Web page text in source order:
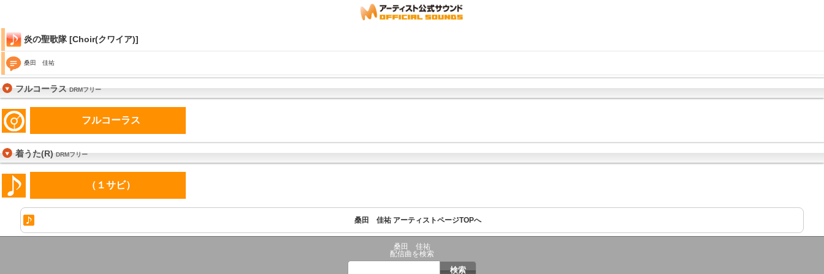
炎の聖歌隊 [Choir(クワイア)]
桑田 佳祐
フルコーラスDRMフリー
フルコーラス
着うた(R)DRMフリー
（１サビ）
桑田 佳祐 アーティストページTOPへ
桑田 佳祐
配信曲を検索